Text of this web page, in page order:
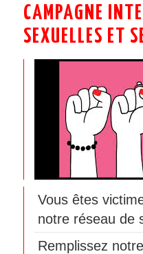
CAMPAGNE
SEXUELLES ET
Vous êtes
notre réseau de
Remplissez